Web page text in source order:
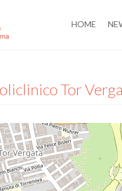
HOME
Tor